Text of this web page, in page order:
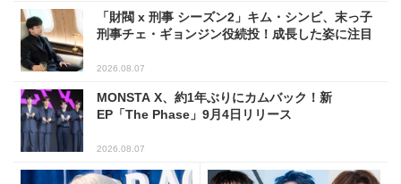
「財閥 x 刑事 シーズン2」キム・シンビ、末っ子
刑事チェ・ギョンジン役続投！成長した姿に注目
2026.08.07
MONSTA X、約1年ぶりにカムバック！新
EP「The Phase」9月4日リリース
2026.08.07